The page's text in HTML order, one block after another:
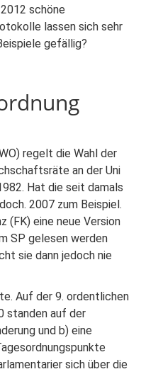
schöne
lassen sich sehr
gefällig?
regelt die Wahl der
an der Uni
Hat die seit damals
2007 zum Beispiel.
(FK) eine neue Version
SP gelesen werden
sie dann jedoch nie
Auf der 9. ordentlichen
standen auf der
und b) eine
sich über die